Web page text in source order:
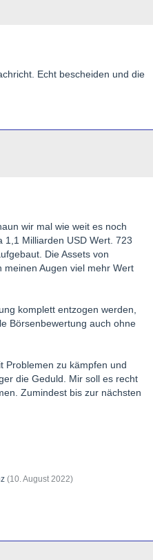
Echt bescheiden und die
wir mal wie weit es noch
1,1 Milliarden USD Wert. 723
Die Assets von
Augen viel mehr Wert
komplett entzogen werden,
Börsenbewertung auch ohne
Problemen zu kämpfen und
die Geduld. Mir soll es recht
Zumindest bis zur nächsten
(10. August 2022)